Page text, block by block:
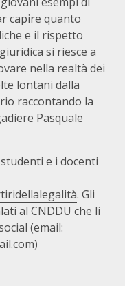
capire quanto
e il rispetto
si riesce a
nella realtà dei
lontani dalla
raccontando la
Pasquale
e i docenti
. Gli
al CNDDU che li
(email: